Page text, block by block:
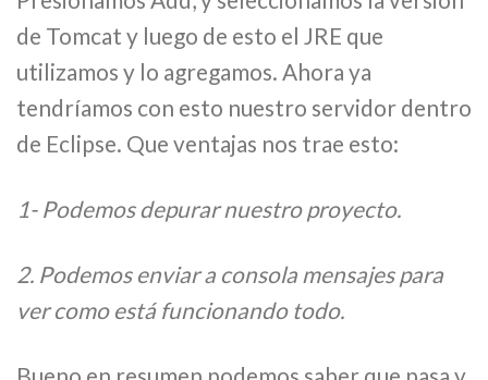
de Tomcat y luego de esto el JRE que
utilizamos y lo agregamos. Ahora ya
tendríamos con esto nuestro servidor dentro
de Eclipse. Que ventajas nos trae esto:
1- Podemos depurar nuestro proyecto.
2. Podemos enviar a consola mensajes para
ver como está funcionando todo.